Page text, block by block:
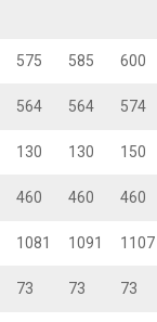
575 585 600
564 564 574
130 130 150
460 460 460
1081 1091 1107
73 73 73